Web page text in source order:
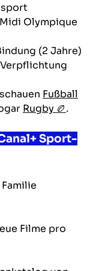
Midi Olympique
(2 Jahre)
Fußball
Rugby 🏉.
Sport-
Filme pro